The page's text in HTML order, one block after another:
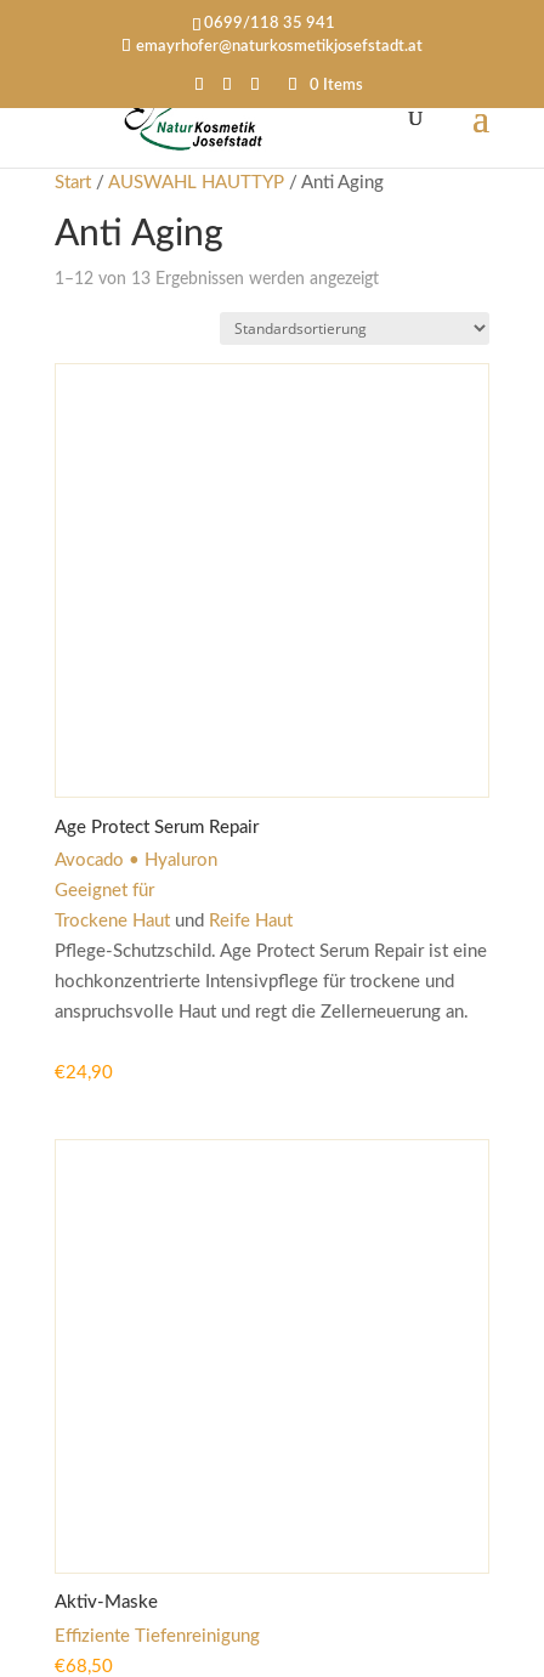
0699/118 35 941
emayrhofer@naturkosmetikjosefstadt.at
0 Items
Start/ AUSWAHL HAUTTYP/ Anti Aging
Anti Aging
1–12 von 13 Ergebnissen werden angezeigt
Age Protect Serum Repair
Avocado • Hyaluron
Geeignet für
Trockene Hautund Reife Haut
Pflege-Schutzschild. Age Protect Serum Repair ist eine
hochkonzentrierte Intensivpflege für trockene und
anspruchsvolle Haut und regt die Zellerneuerung an.
€24,90
Aktiv-Maske
Effiziente Tiefenreinigung
€68,50